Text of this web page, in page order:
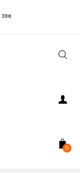
39€
0